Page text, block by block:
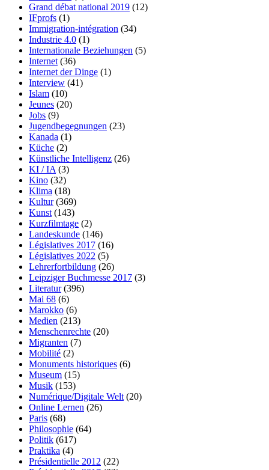
Grand débat national 2019 (12)
IFprofs (1)
Immigration-intégration (34)
Industrie 4.0 (1)
Internationale Beziehungen (5)
Internet (36)
Internet der Dinge (1)
Interview (41)
Islam (10)
Jeunes (20)
Jobs (9)
Jugendbegegnungen (23)
Kanada (1)
Küche (2)
Künstliche Intelligenz (26)
KI / IA (3)
Kino (32)
Klima (18)
Kultur(369)
Kunst (143)
Kurzfilmtage (2)
Landeskunde (146)
Législatives 2017 (16)
Législatives 2022 (5)
Lehrerfortbildung (26)
Leipziger Buchmesse 2017 (3)
Literatur(396)
Mai 68 (6)
Marokko (6)
Medien (213)
Menschenrechte (20)
Migranten (7)
Mobilité (2)
Monuments historiques (6)
Museum (15)
Musik (153)
Numérique/Digitale Welt (20)
Online Lernen (26)
Paris (68)
Philosophie (64)
Politik (617)
Praktika (4)
Présidentielle 2012 (22)